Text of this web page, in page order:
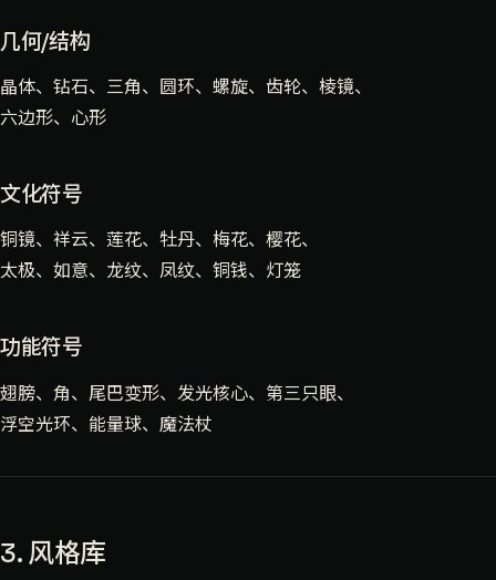
几何/结构
晶体、钻石、三角、圆环、螺旋、齿轮、棱镜、
六边形、心形
文化符号
铜镜、祥云、莲花、牡丹、梅花、樱花、
太极、如意、龙纹、凤纹、铜钱、灯笼
功能符号
翅膀、角、尾巴变形、发光核心、第三只眼、
浮空光环、能量球、魔法杖
3. 风格库